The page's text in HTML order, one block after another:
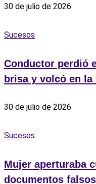
30 de julio de 2026
Sucesos
Conductor perdió
brisa y volcó en
30 de julio de 2026
Sucesos
Mujer aperturaba
documentos